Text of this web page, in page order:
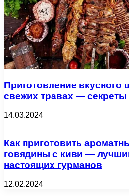
Приготовление вкусного
свежих травах — секреты
14.03.2024
Как приготовить
говядины с киви —
настоящих гурманов
12.02.2024